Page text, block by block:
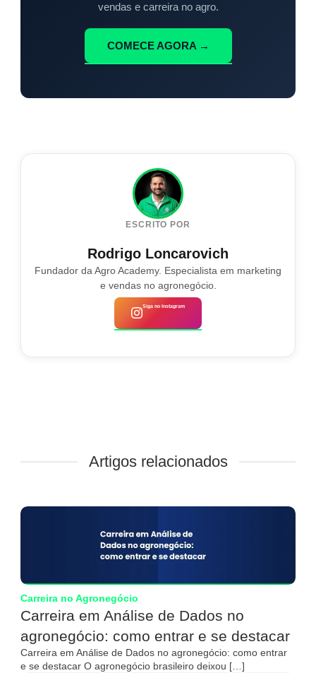
vendas e carreira no agro.
COMECE AGORA →
ESCRITO POR
Rodrigo Loncarovich
Fundador da Agro Academy. Especialista em marketing
e vendas no agronegócio.
Siga no Instagram
Artigos relacionados
Carreira no Agronegócio
Carreira em Análise de Dados no
agronegócio: como entrar e se destacar
Carreira em Análise de Dados no agronegócio: como entrar
e se destacar O agronegócio brasileiro deixou […]